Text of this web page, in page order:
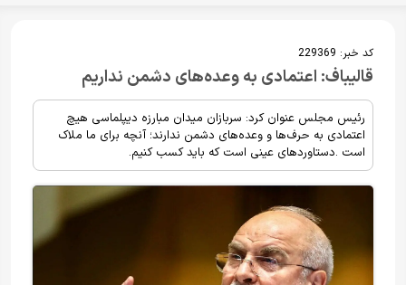
کد خبر: 229369
قالیباف: اعتمادی به وعده‌های دشمن نداریم
رئیس مجلس عنوان کرد: سربازان میدان مبارزه دیپلماسی هیچ
اعتمادی به حرف‌ها و وعده‌های دشمن ندارند؛ آنچه برای ما ملاک
است .دستاوردهای عینی است که باید کسب کنیم.